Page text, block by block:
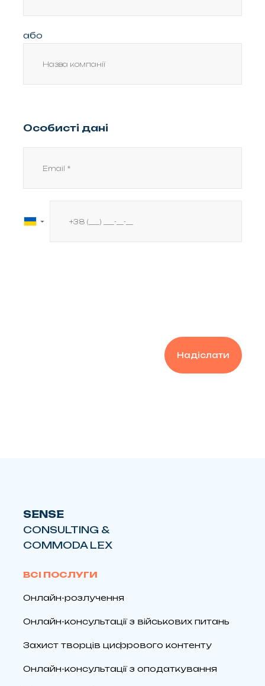
або
Особисті дані
▼
Надіслати
SENSE
CONSULTING &
COMMODA LEX
ВСІ ПОСЛУГИ
Онлайн-розлучення
Онлайн-консультації з військових питань
Захист творців цифрового контенту
Онлайн-консультації з оподаткування